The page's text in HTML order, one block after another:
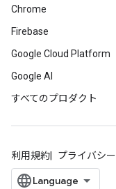
Chrome
Firebase
Google Cloud Platform
Google AI
すべてのプロダクト
利用規約 プライバシー